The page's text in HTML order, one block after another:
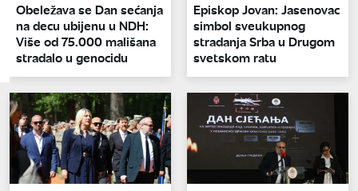
Obeležava se Dan sećanja
na decu ubijenu u NDH:
Više od 75.000 mališana
stradalo u genocidu
Episkop Jovan: Jasenovac
simbol sveukupnog
stradanja Srba u Drugom
svetskom ratu